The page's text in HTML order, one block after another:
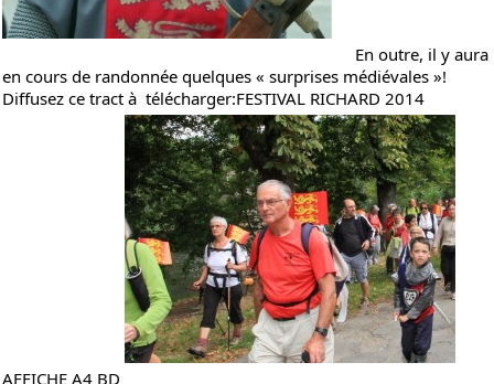
En outre, il y aura
en cours de randonnée quelques « surprises médiévales »!
Diffusez ce tract à télécharger:FESTIVAL RICHARD 2014
AFFICHE A4 BD